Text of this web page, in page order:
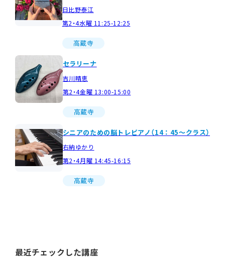
日比野泰江
第2・4水曜 11:25-12:25
高蔵寺
セラリーナ
吉川晴恵
第2・4金曜 13:00-15:00
高蔵寺
シニアのための脳トレピアノ（14：45～クラス）
右納ゆかり
第2・4月曜 14:45-16:15
高蔵寺
最近チェックした講座